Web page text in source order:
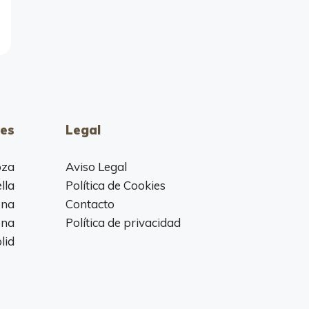
Legal
Aviso Legal
Política de Cookies
Contacto
Política de privacidad